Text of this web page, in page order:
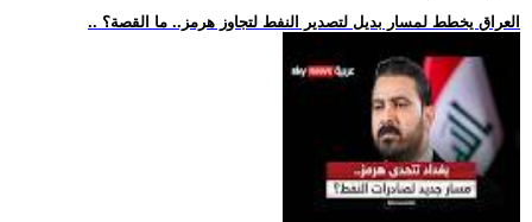
.. العراق يخطط لمسار بديل لتصدير النفط لتجاوز هرمز.. ما القصة؟